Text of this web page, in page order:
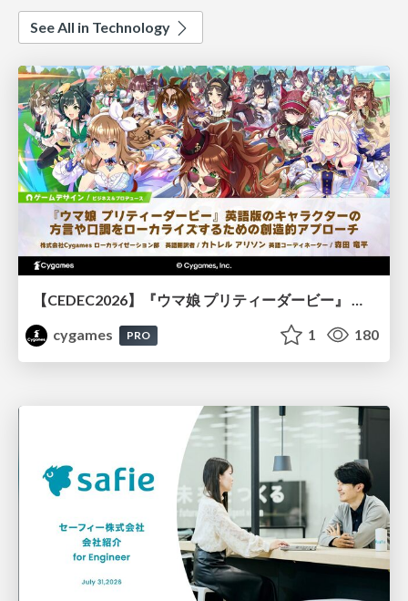
See All in Technology
cygames
PRO 1 180